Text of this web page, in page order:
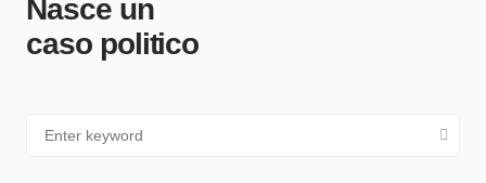
Nasce un
caso politico